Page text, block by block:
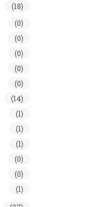
(18)
(0)
(0)
(0)
(0)
(0)
(14)
(1)
(1)
(1)
(0)
(0)
(1)